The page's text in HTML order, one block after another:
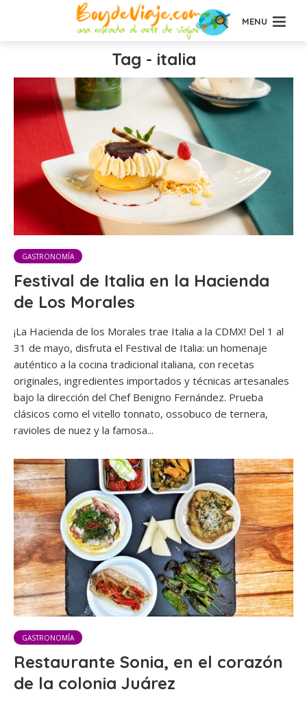
MENU
Tag - italia
GASTRONOMÍA
Festival de Italia en la Hacienda
de Los Morales
¡La Hacienda de los Morales trae Italia a la CDMX! Del 1 al
31 de mayo, disfruta el Festival de Italia: un homenaje
auténtico a la cocina tradicional italiana, con recetas
originales, ingredientes importados y técnicas artesanales
bajo la dirección del Chef Benigno Fernández. Prueba
clásicos como el vitello tonnato, ossobuco de ternera,
ravioles de nuez y la famosa...
GASTRONOMÍA
Restaurante Sonia, en el corazón
de la colonia Juárez